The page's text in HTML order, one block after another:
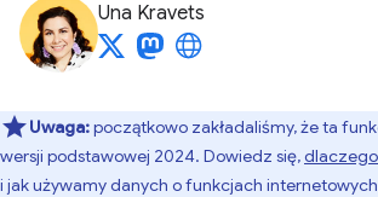
Una Kravets
Uwaga:początkowo zakładaliśmy, że ta
wersji podstawowej 2024. Dowiedz się,dlaczego
i jak używamy danych o funkcjach